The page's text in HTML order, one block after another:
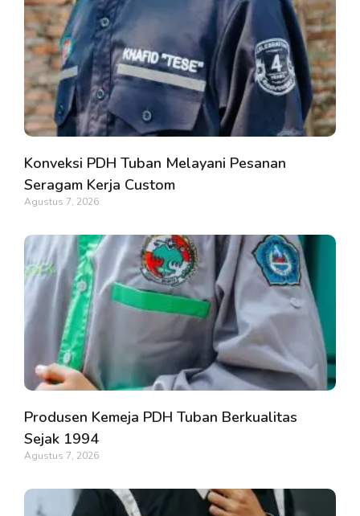
Konveksi PDH Tuban Melayani Pesanan
Seragam Kerja Custom
Agustus 7, 2026
Produsen Kemeja PDH Tuban Berkualitas
Sejak 1994
Agustus 7, 2026